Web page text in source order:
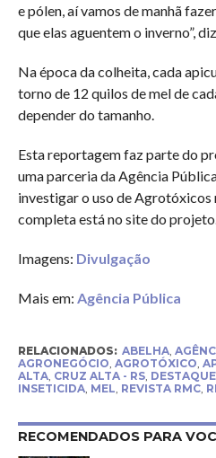
e pólen, aí vamos de manhã
que elas aguentem o inverno”,
Na época da colheita, cada
torno de 12 quilos de mel de
depender do tamanho.
Esta reportagem faz parte do
uma parceria da Agência
investigar o uso de
completa está no site do
Imagens: Divulgação
Mais em: Agência Pública
RELACIONADOS: ABELHA,
AGRONEGÓCIO AGROTÓXICO
ALTA, CRUZ ALTA - RS, DESTAQUE,
INSETICIDA, MEL REVISTA RMC,
RECOMENDADOS PARA